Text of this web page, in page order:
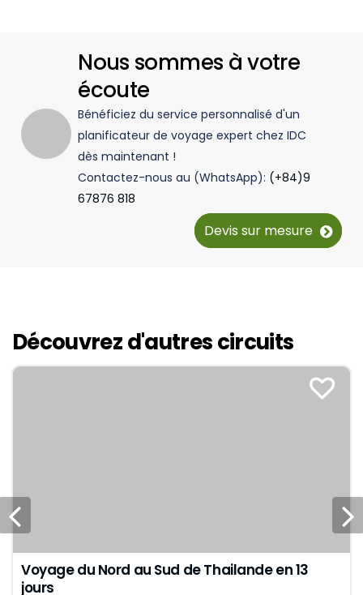
Nous sommes à votre
écoute
Bénéficiez du service personnalisé d'un
planificateur de voyage expert chez IDC
dès maintenant !
Contactez-nous au (WhatsApp): (+84)9
67876 818
Devis sur mesure
Découvrez d'autres circuits
Voyage du Nord au Sud de Thailande en 13
jours